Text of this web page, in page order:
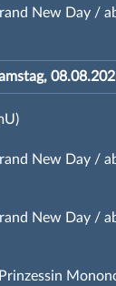
New Day /
New Day /
New Day /